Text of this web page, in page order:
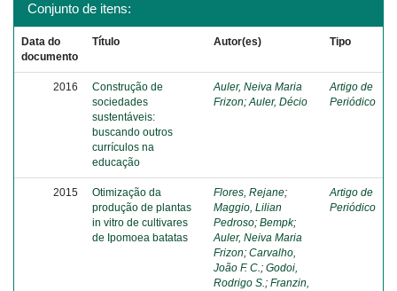
Conjunto de itens:
Data do
documento
Título Autor(es) Tipo
2016
Construção de
sociedades
sustentáveis:
buscando outros
currículos na
educação
Auler, Neiva Maria
Frizon;Auler, Décio
Artigo de
Periódico
2015
Otimização da
produção de plantas
in vitro de cultivares
de Ipomoea batatas
Flores, Rejane;
Maggio, Lilian
Pedroso; Bempk;
Auler, Neiva Maria
Frizon; Carvalho,
João F. C.; Godoi,
Rodrigo S.; Franzin,
Artigo de
Periódico